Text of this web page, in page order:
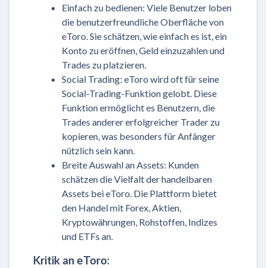
Einfach zu bedienen: Viele Benutzer loben
die benutzerfreundliche Oberfläche von
eToro. Sie schätzen, wie einfach es ist, ein
Konto zu eröffnen, Geld einzuzahlen und
Trades zu platzieren.
Social Trading: eToro wird oft für seine
Social-Trading-Funktion gelobt. Diese
Funktion ermöglicht es Benutzern, die
Trades anderer erfolgreicher Trader zu
kopieren, was besonders für Anfänger
nützlich sein kann.
Breite Auswahl an Assets: Kunden
schätzen die Vielfalt der handelbaren
Assets bei eToro. Die Plattform bietet
den Handel mit Forex, Aktien,
Kryptowährungen, Rohstoffen, Indizes
und ETFs an.
Kritik an eToro: